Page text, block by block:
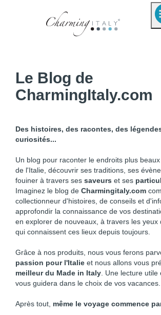
Le Blog de
CharmingItaly.com
Des histoires, des racontes, des
curiosités...
Un blog pour raconter le endroits plus
de l'Italie, découvrir ses traditions, ses
fouiner à travers ses saveurs et ses
Imaginez le blog de Charmingitaly.com
collectionneur d'histoires, de conseils et
approfondir la connaissance de vos
en explorer de nouveaux, à travers les yeux
qui connaissent ces lieux depuis toujours.
Grâce à nos produits, nous vous ferons
passion pour l'Italie et nous allons vous
meilleur du Made in Italy . Une lecture
vous guidera dans le choix de vos vacances.
Après tout, même le voyage commence